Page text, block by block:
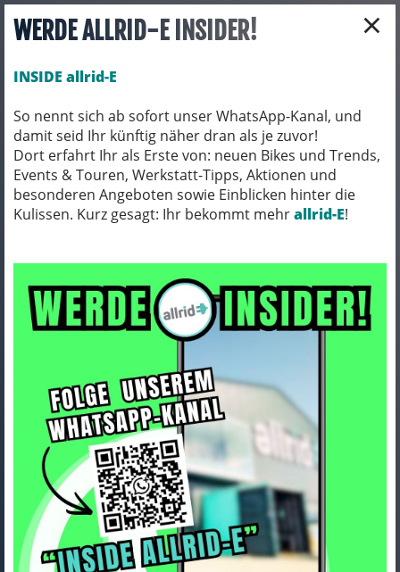
×
WERDE ALLRID-E INSIDER!
INSIDE allrid-E
So nennt sich ab sofort unser WhatsApp-Kanal, und
damit seid Ihr künftig näher dran als je zuvor!
Dort erfahrt Ihr als Erste von: neuen Bikes und Trends,
Events & Touren, Werkstatt-Tipps, Aktionen und
besonderen Angeboten sowie Einblicken hinter die
Kulissen. Kurz gesagt: Ihr bekommt mehrallrid-E!
Toggle navigation
BIO BIKES BIO MTB